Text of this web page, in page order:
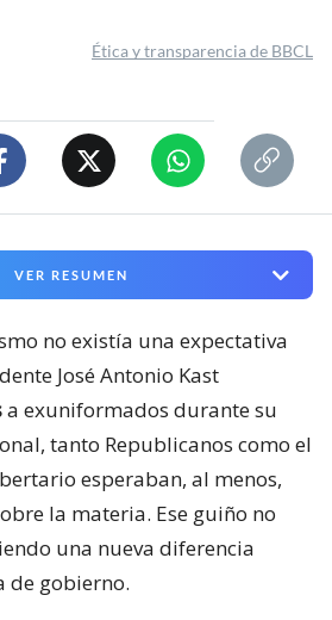
Ética y transparencia de BBCL
VER RESUMEN
no existía una expectativa
José Antonio Kast
a exuniformados durante su
tanto Republicanos como el
esperaban, al menos,
la materia. Ese guiño no
una nueva diferencia
de gobierno.